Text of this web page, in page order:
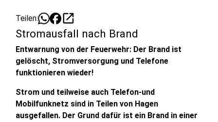
Teilen: open_in_new
Stromausfall nach Brand
Entwarnung von der Feuerwehr: Der Brand ist
gelöscht, Stromversorgung und Telefone
funktionieren wieder!
Strom und teilweise auch Telefon-und
Mobilfunknetz sind in Teilen von Hagen
ausgefallen. Der Grund dafür ist ein Brand in einer